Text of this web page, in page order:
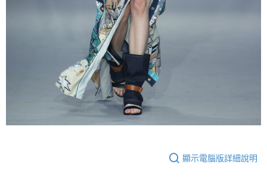
顯示電腦版詳細說明